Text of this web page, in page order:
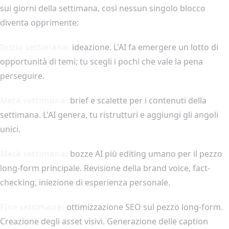
sui giorni della settimana, così nessun singolo blocco
diventa opprimente:
ideazione. L'AI fa emergere un lotto di
opportunità di temi; tu scegli i pochi che vale la pena
perseguire.
brief e scalette per i contenuti della
settimana. L'AI genera, tu ristrutturi e aggiungi gli angoli
unici.
bozze AI più editing umano per il pezzo
long-form principale. Revisione della brand voice, fact-
checking, iniezione di esperienza personale.
ottimizzazione SEO sul pezzo long-form.
Creazione degli asset visivi. Generazione delle caption